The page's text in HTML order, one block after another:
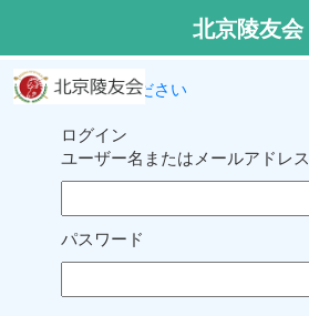
ログインしてください
ログイン
ユーザー名またはメールアドレス
パスワード
北京陵友会